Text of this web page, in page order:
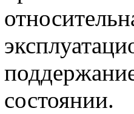
состоянии.